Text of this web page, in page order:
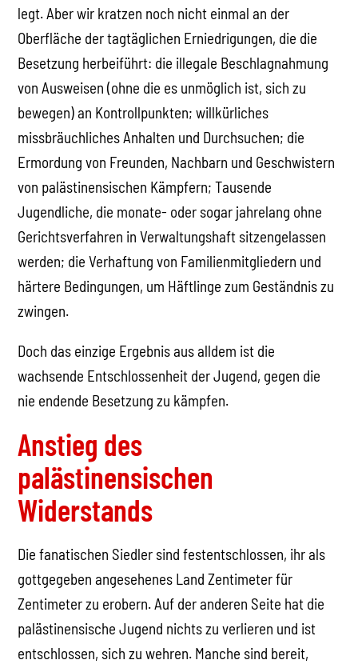
legt. Aber wir kratzen noch nicht einmal an der
Oberfläche der tagtäglichen Erniedrigungen, die die
Besetzung herbeiführt: die illegale Beschlagnahmung
von Ausweisen (ohne die es unmöglich ist, sich zu
bewegen) an Kontrollpunkten; willkürliches
missbräuchliches Anhalten und Durchsuchen; die
Ermordung von Freunden, Nachbarn und Geschwistern
von palästinensischen Kämpfern; Tausende
Jugendliche, die monate- oder sogar jahrelang ohne
Gerichtsverfahren in Verwaltungshaft sitzengelassen
werden; die Verhaftung von Familienmitgliedern und
härtere Bedingungen, um Häftlinge zum Geständnis zu
zwingen.
Doch das einzige Ergebnis aus alldem ist die
wachsende Entschlossenheit der Jugend, gegen die
nie endende Besetzung zu kämpfen.
Anstieg des
palästinensischen
Widerstands
Die fanatischen Siedler sind festentschlossen, ihr als
gottgegeben angesehenes Land Zentimeter für
Zentimeter zu erobern. Auf der anderen Seite hat die
palästinensische Jugend nichts zu verlieren und ist
entschlossen, sich zu wehren. Manche sind bereit,